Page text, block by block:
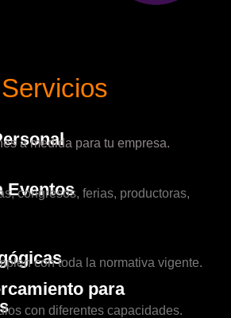
a medida para tu empresa.
Eventos
congresos, ferias, productoras,
con toda la normativa vigente.
para
con diferentes capacidades.